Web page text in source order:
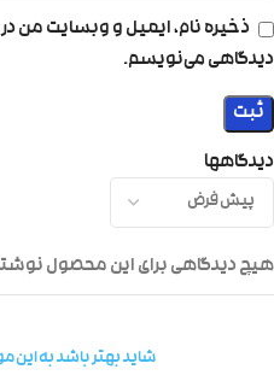
دیدگاهها
هیچ دیدگاهی برای این محصول
ذخیره نام، ایمیل و وبسایت من در
دیدگاهی می‌نویسم.
شاید بهتر باشد به این